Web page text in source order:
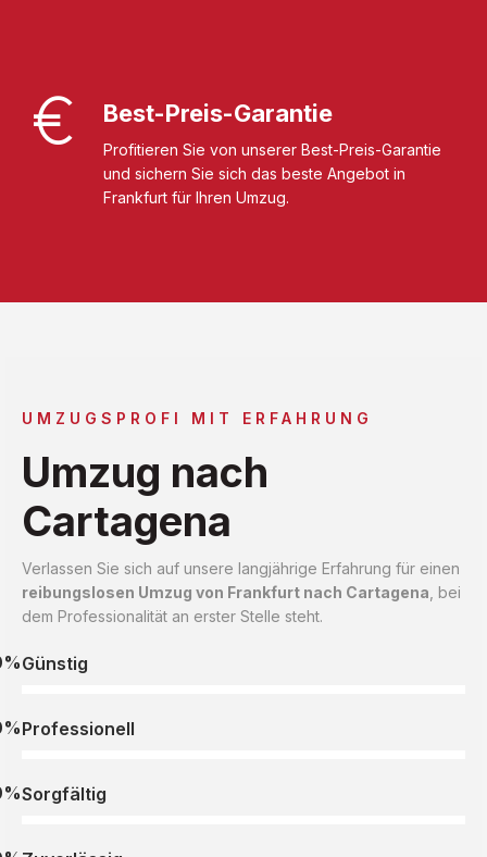
Best-Preis-Garantie
Profitieren Sie von unserer Best-Preis-Garantie
und sichern Sie sich das beste Angebot in
Frankfurt für Ihren Umzug.
UMZUGSPROFI MIT ERFAHRUNG
Umzug nach
Cartagena
Verlassen Sie sich auf unsere langjährige Erfahrung für einen
reibungslosen Umzug von Frankfurt nach Cartagena , bei
dem Professionalität an erster Stelle steht.
Günstig
Professionell
Sorgfältig